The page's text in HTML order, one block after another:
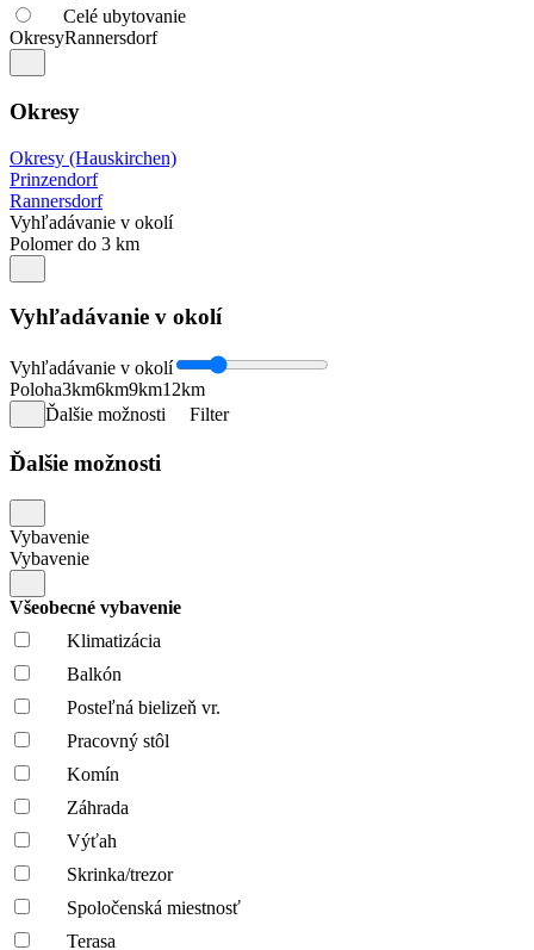
Celé ubytovanie
OkresyRannersdorf
Okresy
Okresy (Hauskirchen)
Prinzendorf
Rannersdorf
Vyhľadávanie v okolí
Polomer do 3 km
Vyhľadávanie v okolí
Vyhľadávanie v okolí
Poloha3km6km9km12km
Ďalšie možnosti
Filter
Ďalšie možnosti
Vybavenie
Vybavenie
Všeobecné vybavenie
Klimatizácia
Balkón
Posteľná bielizeň vr.
Pracovný stôl
Komín
Záhrada
Výťah
Skrinka/trezor
Spoločenská miestnosť
Terasa